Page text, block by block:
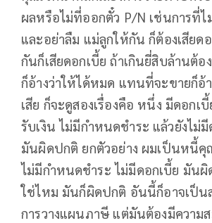
ผลหรือไม่ที่ออกตั๋ว P/N เช่นการที่ไ
และอย่าลืม แม่ลูกให้กัน ก็ต้องเสียด
กันก็เสียดอกเบี้ย ถ้าเกินยี่สิบล้านต้อ
ก็อ้างว่าให้ได้หมด แทนที่จะขายก็อ้
เสีย ก็จะดูสองเรื่องคือ หนึ่ง มีดอกเ
รับเงิน ไม่มีกำหนดชำระ แล้วยังไม่
มันผิดปกติ ยกตัวอย่าง ผมเป็นหนี้
ไม่มีกำหนดชำระ ไม่มีดอกเบี้ย มัน
ใช่ไหม มันก็ผิดปกติ อันนี้ก็อาจเป็น
การวางแผนภาษี แต่มันต้องมีความ